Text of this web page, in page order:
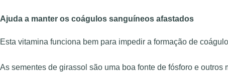
Ajuda a manter os coágulos sanguíneos afastados
Esta vitamina funciona bem para impedir a formação de
As sementes de girassol são uma boa fonte de fósforo e